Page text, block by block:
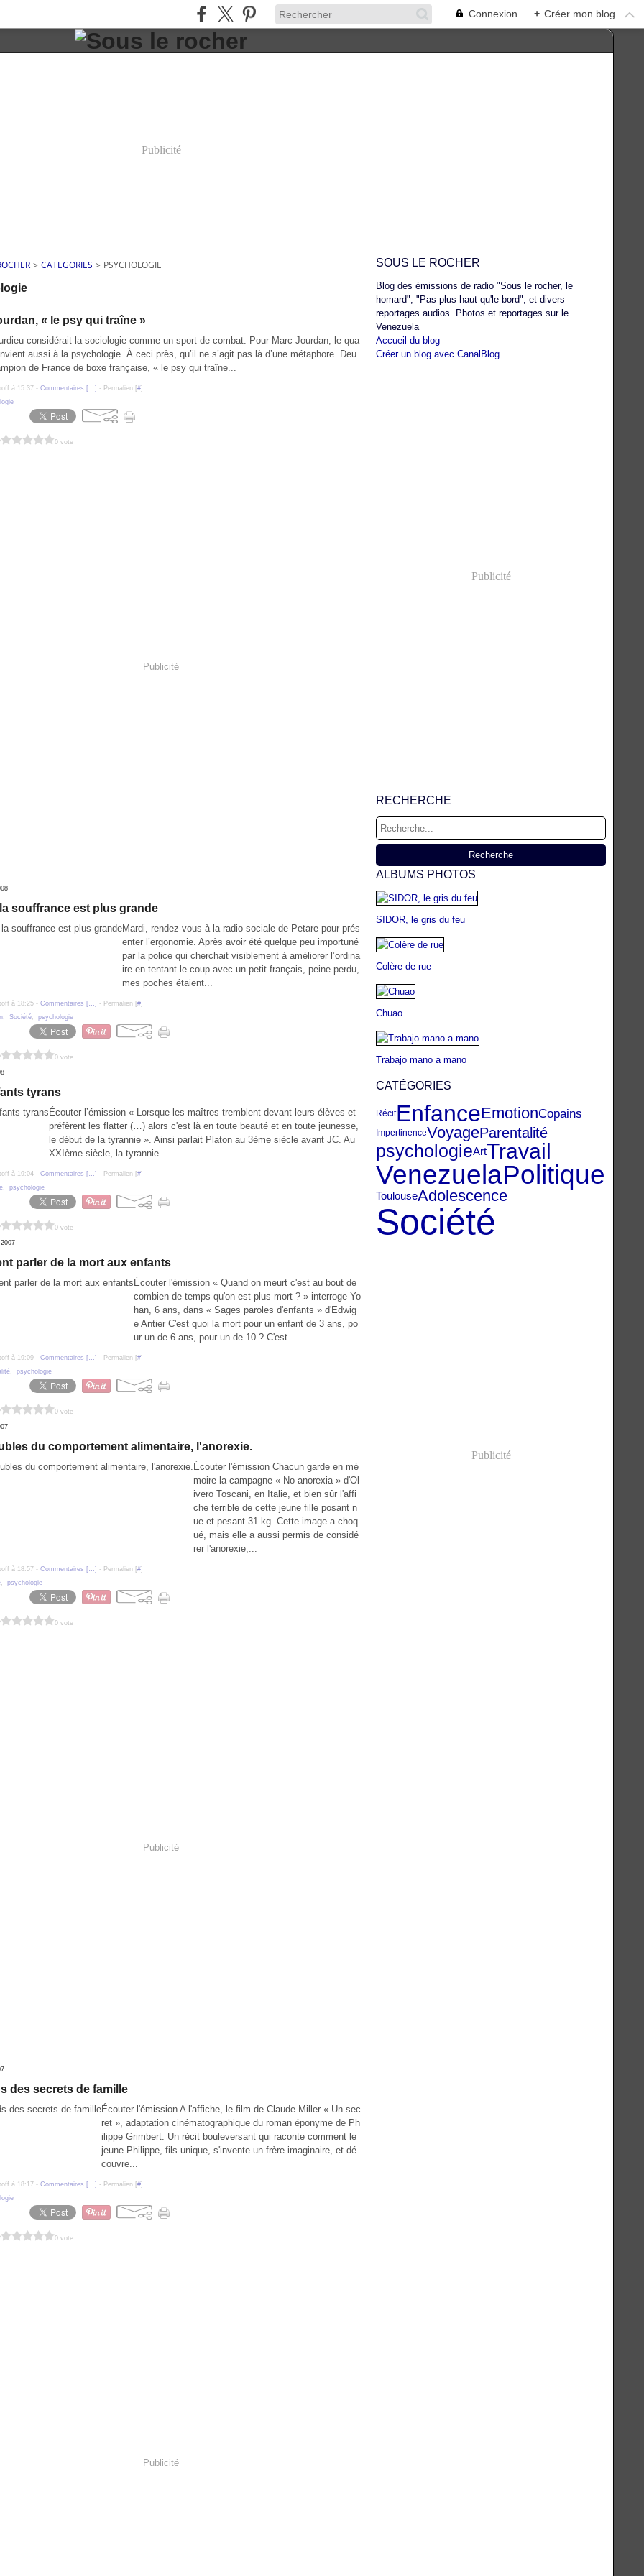
Connexion + Créer mon blog
Publicité
> CATEGORIES > PSYCHOLOGIE
« le psy qui traîne »
considérait la sociologie comme un sport de combat. Pour Marc Jourdan, le qua
aussi à la psychologie. À ceci près, qu’il ne s’agit pas là d’une métaphore. Deu
de France de boxe française, « le psy qui traîne...
à 15:37 -Commentaires […] - Permalien [#]
0 vote
Publicité
souffrance est plus grande
Mardi, rendez-vous à la radio sociale de Petare pour prés
enter l’ergonomie. Après avoir été quelque peu importuné
par la police qui cherchait visiblement à améliorer l’ordina
ire en tentant le coup avec un petit français, peine perdu,
mes poches étaient...
à 18:25 -Commentaires […] - Permalien [#]
,Société,psychologie
0 vote
tyrans
Écouter l’émission « Lorsque les maîtres tremblent devant leurs élèves et
préfèrent les flatter (…) alors c'est là en toute beauté et en toute jeunesse,
le début de la tyrannie ». Ainsi parlait Platon au 3ème siècle avant JC. Au
XXIème siècle, la tyrannie...
à 19:04 -Commentaires […] - Permalien [#]
,psychologie
0 vote
parler de la mort aux enfants
Écouter l'émission « Quand on meurt c'est au bout de
combien de temps qu'on est plus mort ? » interroge Yo
han, 6 ans, dans « Sages paroles d'enfants » d'Edwig
e Antier C'est quoi la mort pour un enfant de 3 ans, po
ur un de 6 ans, pour un de 10 ? C'est...
à 19:09 -Commentaires […] - Permalien [#]
,psychologie
0 vote
du comportement alimentaire, l'anorexie.
Écouter l'émission Chacun garde en mé
moire la campagne « No anorexia » d'Ol
ivero Toscani, en Italie, et bien sûr l'affi
che terrible de cette jeune fille posant n
ue et pesant 31 kg. Cette image a choq
ué, mais elle a aussi permis de considé
rer l'anorexie,...
à 18:57 -Commentaires […] - Permalien [#]
,psychologie
0 vote
Publicité
des secrets de famille
Écouter l'émission A l'affiche, le film de Claude Miller « Un sec
ret », adaptation cinématographique du roman éponyme de Ph
ilippe Grimbert. Un récit bouleversant qui raconte comment le
jeune Philippe, fils unique, s'invente un frère imaginaire, et dé
couvre...
à 18:17 -Commentaires […] - Permalien [#]
0 vote
Publicité
SOUS LE ROCHER
Blog des émissions de radio "Sous le rocher, le
homard", "Pas plus haut qu'le bord", et divers
reportages audios. Photos et reportages sur le
Venezuela
Accueil du blog
Créer un blog avec CanalBlog
Publicité
RECHERCHE
ALBUMS PHOTOS
SIDOR, le gris du feu
Colère de rue
Chuao
Trabajo mano a mano
CATÉGORIES
RécitEnfanceEmotionCopains
ImpertinenceVoyageParentalité
psychologieArtTravail
VenezuelaPolitique
ToulouseAdolescence
Société
Publicité